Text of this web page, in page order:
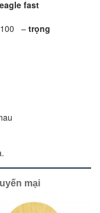
fast
100 –trọng
mại